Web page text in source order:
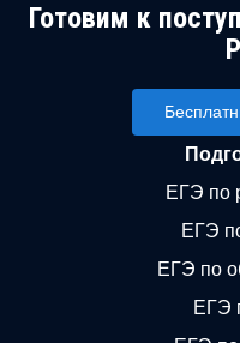
Готовим к
ЕГЭ по
ЕГЭ
ЕГЭ по
ЕГЭ